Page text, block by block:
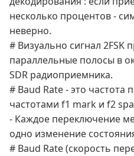
несколько процентов -
неверно.
# Визуально сигнал 2FSK
параллельные полосы в
SDR радиоприемника.
# Baud Rate - это
частотами f1 mark и f2
- Каждое переключение
одно изменение
# Baud Rate (скорость